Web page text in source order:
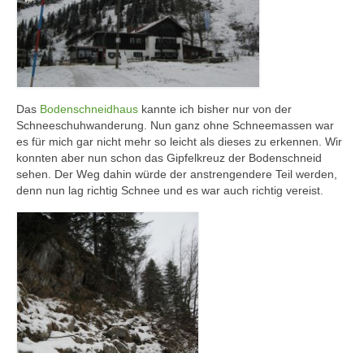
Das Bodenschneidhaus kannte ich bisher nur von der
Schneeschuhwanderung. Nun ganz ohne Schneemassen war
es für mich gar nicht mehr so leicht als dieses zu erkennen. Wir
konnten aber nun schon das Gipfelkreuz der Bodenschneid
sehen. Der Weg dahin würde der anstrengendere Teil werden,
denn nun lag richtig Schnee und es war auch richtig vereist.